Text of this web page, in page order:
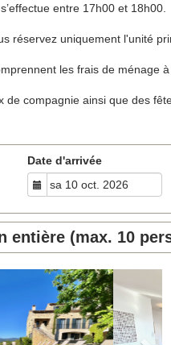
entre 17h00 et 18h00.
réservez uniquement l'unité
les frais de ménage à
de compagnie ainsi que des
Date d'arrivée
entière (max. 10